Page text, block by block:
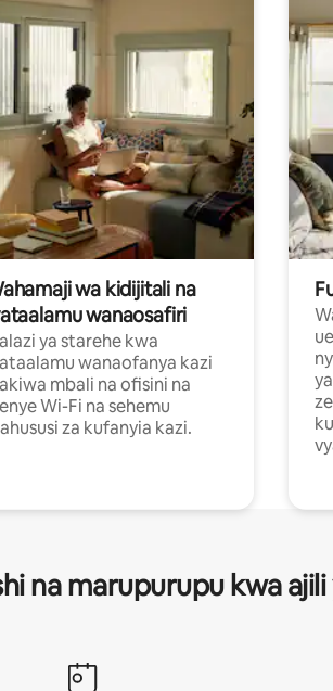
wa kidijitali na
wanaosafiri
ya starehe kwa
wanaofanya kazi
mbali na ofisini na
Wi-Fi na sehemu
za kufanyia kazi.
na marupurupu kwa